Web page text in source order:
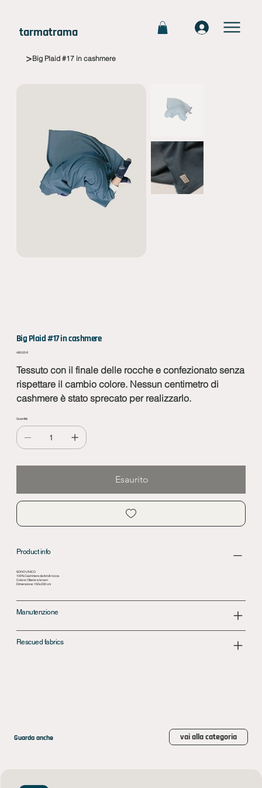
tarmatrama
>Big Plaid #17 in cashmere
Big Plaid #17 in cashmere
Prezzo
480,00 €
Tessuto con il finale delle rocche e confezionato senza
rispettare il cambio colore. Nessun centimetro di
cashmere è stato sprecato per realizzarlo.
Quantità
Esaurito
Product info
SONO UNICO
100% Cashmere da fondi rocca
Colore: Ottanio e brown
Dimensione: 150x230 cm
Manutenzione
Rescued fabrics
Guarda anche vai alla categoria